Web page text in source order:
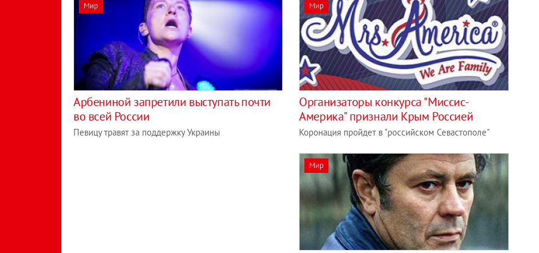
Мир
Арбениной запретили выступать почти
во всей России
Певицу травят за поддержку Украины
Мир
Организаторы конкурса "Миссис-
Америка" признали Крым Россией
Коронация пройдет в "российском Севастополе"
Мир